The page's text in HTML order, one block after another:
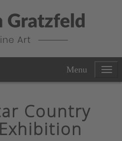
Menu
Country